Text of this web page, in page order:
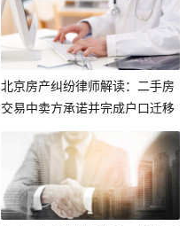
北京房产纠纷律师解读：二手房
交易中卖方承诺并完成户口迁移
的法律问题